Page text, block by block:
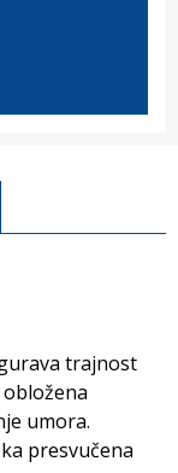
trajnost
umora.
presvučena